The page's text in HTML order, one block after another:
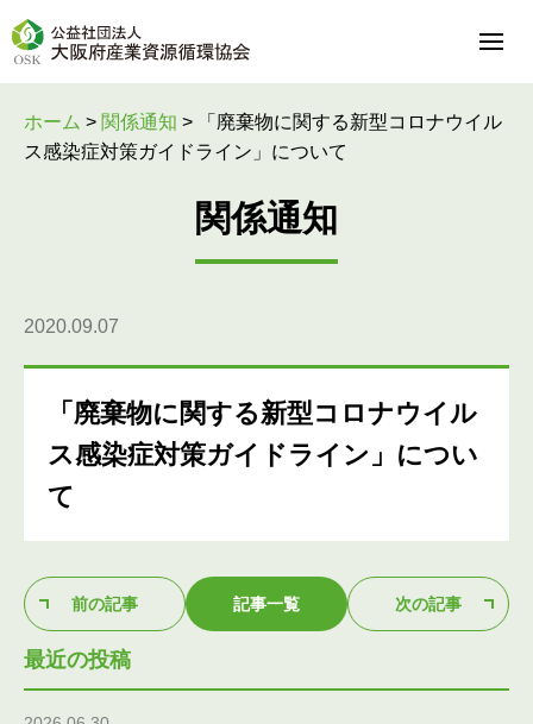
ホーム > 関係通知 >
「廃棄物に関する新型コロナウイル
ス感染症対策ガイドライン」について
関係通知
2020.09.07
「廃棄物に関する新型コロナウイル
ス感染症対策ガイドライン」につい
て
前の記事 記事一覧 次の記事
最近の投稿